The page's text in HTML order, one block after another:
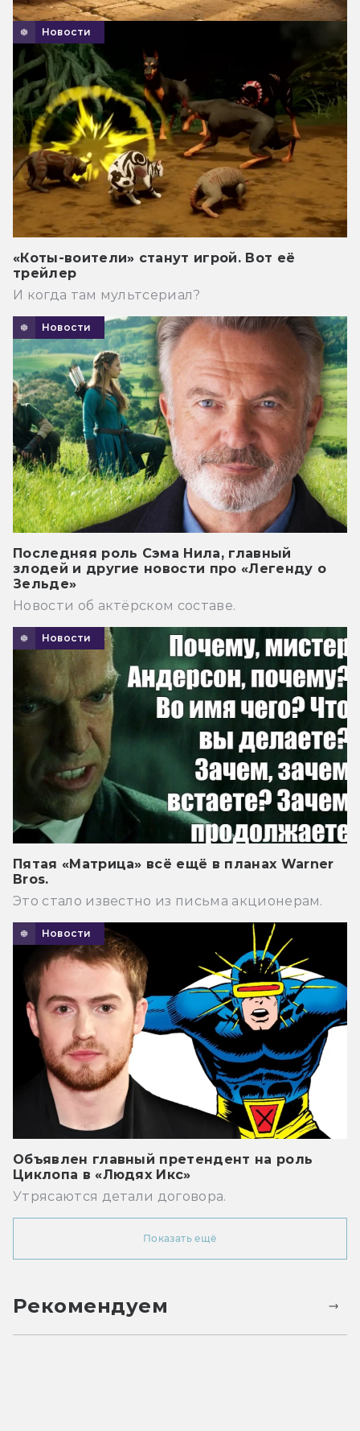
Новости
«Коты-воители» станут игрой. Вот её
трейлер
И когда там мультсериал?
Новости
Последняя роль Сэма Нила, главный
злодей и другие новости про «Легенду о
Зельде»
Новости об актёрском составе.
Новости
Пятая «Матрица» всё ещё в планах Warner
Bros.
Это стало известно из письма акционерам.
Новости
Объявлен главный претендент на роль
Циклопа в «Людях Икс»
Утрясаются детали договора.
Показать ещё
Рекомендуем